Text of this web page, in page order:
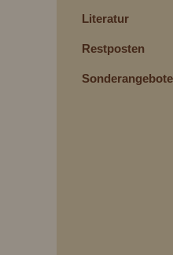
Literatur
Restposten
Sonderangebote